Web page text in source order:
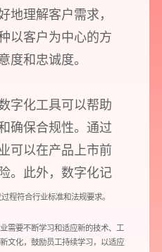
频会议 电话 / 微信沟通
稍后预约
地理解客户需求，
以客户为中心的方
度和忠诚度。
字化工具可以帮助
确保合规性。通过
可以在产品上市前
。此外，数字化记
程符合行业标准和法规要求。
需要不断学习和适应新的技术、工
文化，鼓励员工持续学习，以适应